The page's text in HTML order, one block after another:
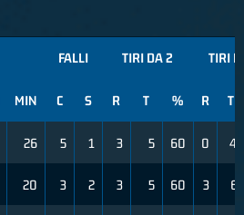
FALLI TIRI DA 2 TIRI
MIN C S R T % R T
26 5 1 3 5 60 0 4
20 3 2 3 5 60 3 6